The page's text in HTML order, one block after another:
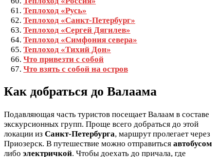
Теплоход «Русь»
Теплоход «Санкт-Петербург»
Теплоход «Сергей Дягилев»
Теплоход «Симфония севера»
Теплоход «Тихий Дон»
Что привезти с собой
Что взять с собой на остров
Как добраться до Валаама
Подавляющая часть туристов посещает Валаам в составе
экскурсионных групп. Проще всего добраться до этой
локации из Санкт-Петербурга, маршрут пролегает через
Приозерск. В путешествие можно отправиться автобусом
либо электричкой. Чтобы доехать до причала, где